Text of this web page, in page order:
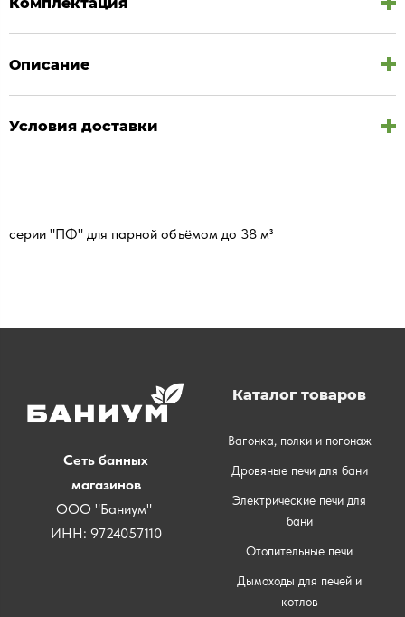
Описание
Условия доставки
серии "ПФ" для парной объёмом до 38 м³
Сеть банных
магазинов
ООО "Баниум"
ИНН: 9724057110
Каталог товаров
Вагонка, полки и погонаж
Дровяные печи для бани
Электрические печи для
бани
Отопительные печи
Дымоходы для печей и
котлов